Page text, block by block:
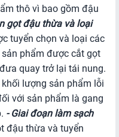
thô vì bao gồm đậu
gọt đậu thừa và loại
tuyển chọn và loại các
phẩm được cắt gọt
quay trở lại tái nung.
lượng sản phẩm lỗi
với sản phẩm là gang
- Giai đoạn làm sạch
đậu thừa và tuyển